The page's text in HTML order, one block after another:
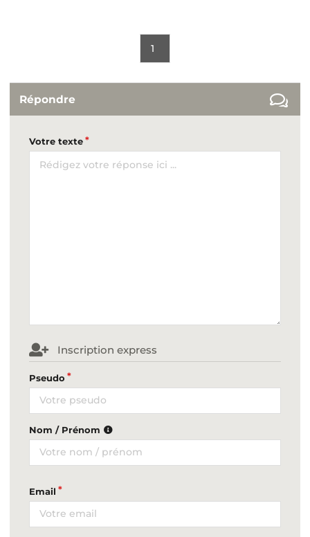
1
Répondre
Votre texte
Inscription express
Pseudo
Nom / Prénom
Email